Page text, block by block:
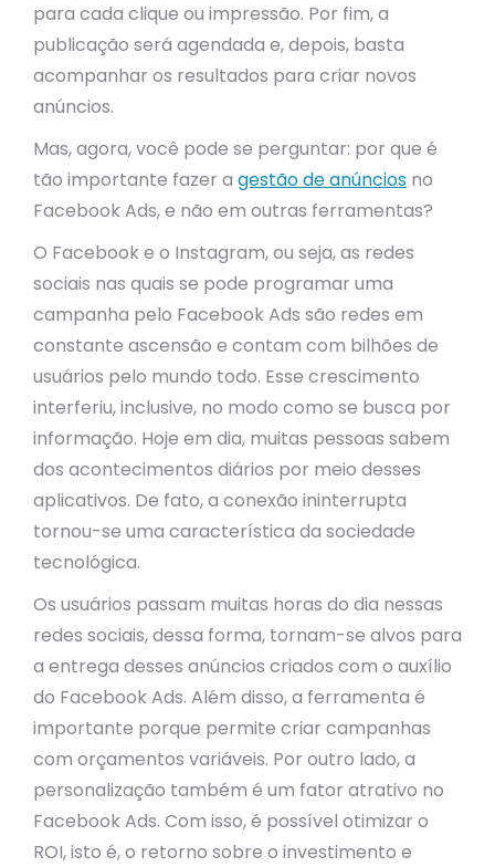
para cada clique ou impressão. Por fim, a
publicação será agendada e, depois, basta
acompanhar os resultados para criar novos
anúncios.
Mas, agora, você pode se perguntar: por que é
tão importante fazer a gestão de anúncios no
Facebook Ads, e não em outras ferramentas?
O Facebook e o Instagram, ou seja, as redes
sociais nas quais se pode programar uma
campanha pelo Facebook Ads são redes em
constante ascensão e contam com bilhões de
usuários pelo mundo todo. Esse crescimento
interferiu, inclusive, no modo como se busca por
informação. Hoje em dia, muitas pessoas sabem
dos acontecimentos diários por meio desses
aplicativos. De fato, a conexão ininterrupta
tornou-se uma característica da sociedade
tecnológica.
Os usuários passam muitas horas do dia nessas
redes sociais, dessa forma, tornam-se alvos para
a entrega desses anúncios criados com o auxílio
do Facebook Ads. Além disso, a ferramenta é
importante porque permite criar campanhas
com orçamentos variáveis. Por outro lado, a
personalização também é um fator atrativo no
Facebook Ads. Com isso, é possível otimizar o
ROI, isto é, o retorno sobre o investimento e